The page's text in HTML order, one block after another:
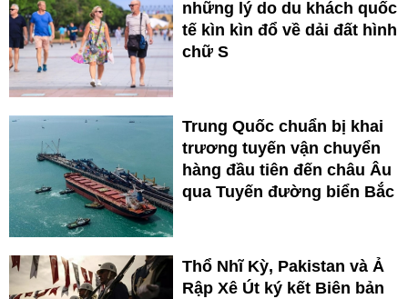
những lý do du khách quốc
tế kìn kìn đổ về dải đất hình
chữ S
Trung Quốc chuẩn bị khai
trương tuyến vận chuyển
hàng đầu tiên đến châu Âu
qua Tuyến đường biển Bắc
Thổ Nhĩ Kỳ, Pakistan và Ả
Rập Xê Út ký kết Biên bản